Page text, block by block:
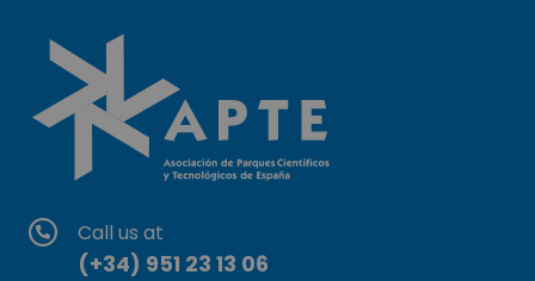
Call us at
(+34) 951 23 13 06